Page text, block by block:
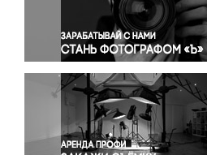
Правосудие
Происшествия и конфликты
Религия
Светская жизнь
Спорт
Экология
Экономика и бизнес